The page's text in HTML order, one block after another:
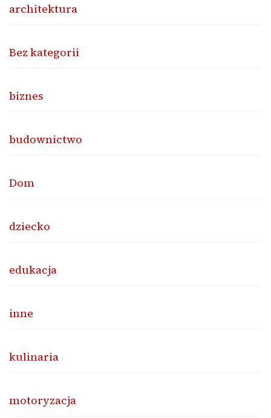
architektura
Bez kategorii
biznes
budownictwo
Dom
dziecko
edukacja
inne
kulinaria
motoryzacja